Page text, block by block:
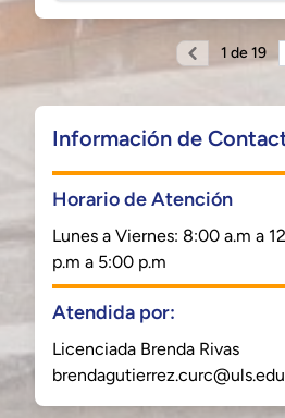
1 de 19
Información de
Horario de Atención
Lunes a Viernes: 8:00 a.m a
p.m a 5:00 p.m
Atendida por:
Licenciada Brenda Rivas